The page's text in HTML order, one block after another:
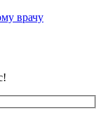
врачу